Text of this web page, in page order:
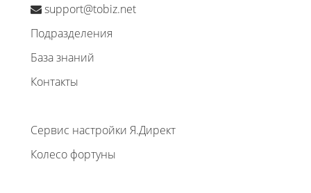
support@tobiz.net
Подразделения
База знаний
Контакты
Сервис настройки Я.Директ
Колесо фортуны